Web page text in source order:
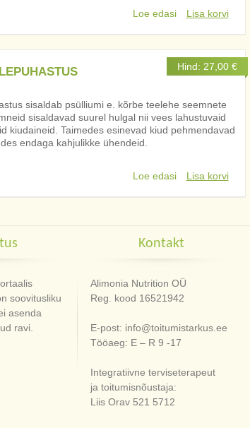
Loe edasi
Lisa korvi
Hind: 27,00 €
sisaldab psülliumi e. kõrbe teelehe seemnete
sisaldavad suurel hulgal nii vees lahustuvaid
kiudaineid. Taimedes esinevad kiud pehmendavad
endaga kahjulikke ühendeid.
Loe edasi Lisa korvi
soovitusliku
asenda
ravi.
Kontakt
Alimonia Nutrition OÜ
Reg. kood 16521942
E-post: info@toitumistarkus.ee
Tööaeg: E – R 9 -17
Integratiivne terviseterapeut
ja toitumisnõustaja:
Liis Orav 521 5712